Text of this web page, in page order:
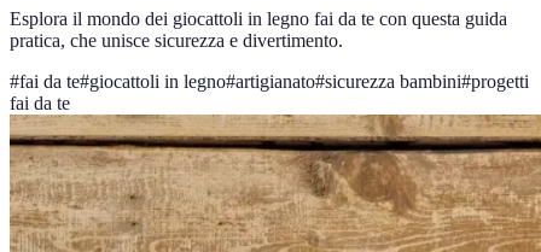
Esplora il mondo dei giocattoli in legno fai da te con questa guida
pratica, che unisce sicurezza e divertimento.
#fai da te#giocattoli in legno#artigianato#sicurezza bambini#progetti
fai da te